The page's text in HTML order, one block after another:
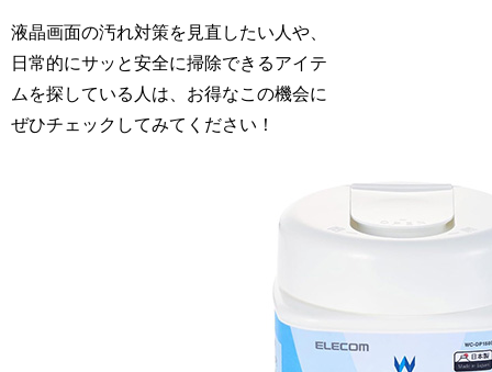
液晶画面の汚れ対策を見直したい人や、
日常的にサッと安全に掃除できるアイテ
ムを探している人は、お得なこの機会に
ぜひチェックしてみてください！